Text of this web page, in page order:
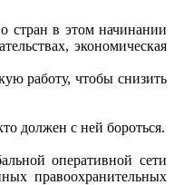
стран в этом начинании
экономическая
работу, чтобы снизить
должен с ней бороться.
оперативной сети
правоохранительных